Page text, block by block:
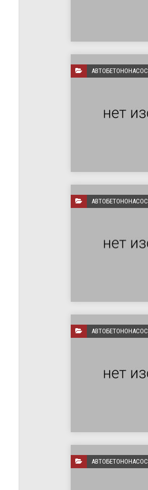
АВТОБЕТОНОНАСОС
АВТОБЕТОНОНАСОС
АВТОБЕТОНОНАСОС
АВТОБЕТОНОНАСОС